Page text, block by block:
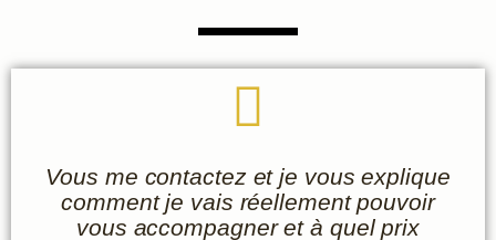
Vous me contactez et je vous explique
comment je vais réellement pouvoir
vous accompagner et à quel prix